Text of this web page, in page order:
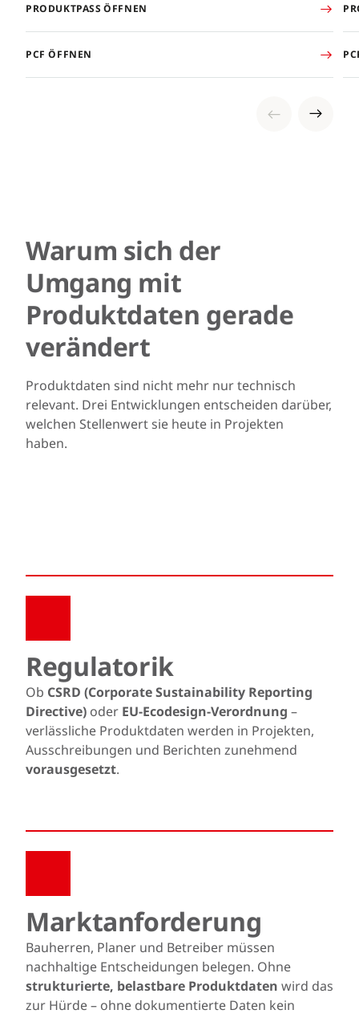
PRODUKTPASS ÖFFNEN
PCF ÖFFNEN
Warum sich der
Umgang mit
Produktdaten gerade
verändert
Produktdaten sind nicht mehr nur technisch
relevant. Drei Entwicklungen entscheiden darüber,
welchen Stellenwert sie heute in Projekten
haben.
Regulatorik
Ob CSRD (Corporate Sustainability Reporting
Directive) oder EU-Ecodesign-Verordnung –
verlässliche Produktdaten werden in Projekten,
Ausschreibungen und Berichten zunehmend
vorausgesetzt.
Marktanforderung
Bauherren, Planer und Betreiber müssen
nachhaltige Entscheidungen belegen. Ohne
strukturierte, belastbare Produktdaten wird das
zur Hürde – ohne dokumentierte Daten kein